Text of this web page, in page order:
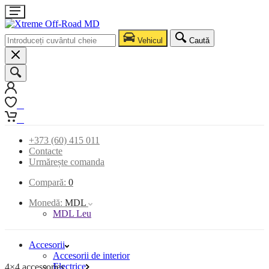
Vehicul Caută
+373 (60) 415 011
Contacte
Urmărește comanda
Compară: 0
Monedă: MDL
MDL Leu
Accesorii
Accesorii de interior
Electrice
4×4 accessories